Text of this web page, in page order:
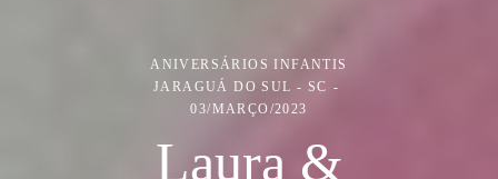
ANIVERSÁRIOS INFANTIS
JARAGUÁ DO SUL - SC
03/MARÇO/2023
Laura &